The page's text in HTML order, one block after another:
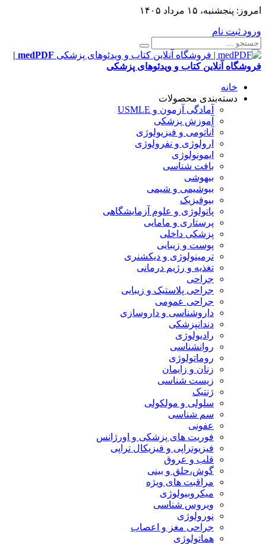
امروز: پنجشنبه، ۱۵ مرداد ۱۴۰۵
ورود ثبت نام
medPDF |
فروشگاه آنلاین کتاب و ویدئوهای پزشکی
خانه
دسته‌بندی محصولات
آمادگی آزمون و USMLE
آموزش پزشکی
آناتومی و فیزیولوژی
ارولوژی و نفرولوژی
ایمونولوژی
بافت شناسی
بیهوشی
بیوشیمی و شیمی
بیوفیزیک
پاتولوژی و علوم آزمایشگاهی
پرستاری و مامایی
پزشکی داخلی
پوست و زیبایی
ترمینولوژی و دیکشنری
تغذیه و رژیم درمانی
جراحی
جراحی پلاستیک و زیبایی
جراحی عمومی
داروشناسی و داروسازی
دندانپزشکی
رادیولوژی
روانشناسی
روماتولوژی
زنان و زایمان
زیست شناسی
ژنتیک
سلولی و مولکولی
سم شناسی
عفونی
فوریت های پزشکی و اورژانس
فیزیوتراپی و فیزیکال تراپی
قلب و عروق
گوش،حلق و بینی
مراقبت های ویژه
میکروبیولوژی
ویروس شناسی
نورولوژی
جراحی مغز و اعصاب
هماتولوژی